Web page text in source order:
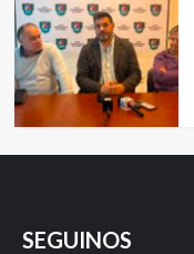
SEGUINOS